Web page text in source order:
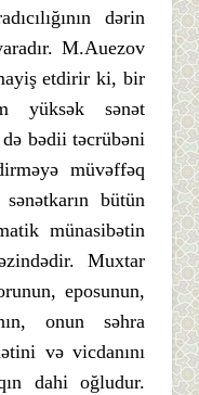
dərin
M.Auezov
etdirir ki, bir
yüksək sənət
bədii təcrübəni
müvəffəq
bütün
münasibətin
Muxtar
eposunun,
onun səhra
və vicdanını
dahi oğludur.